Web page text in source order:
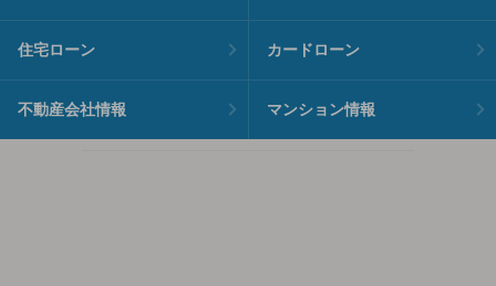
住宅ローン カードローン
不動産会社情報 マンション情報